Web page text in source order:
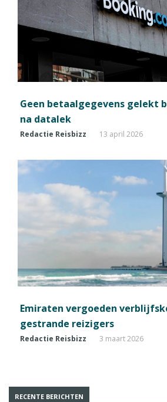
Geen betaalgegevens gelekt
na datalek
Redactie Reisbizz 13 april 2026
Emiraten vergoeden
gestrande reizigers
Redactie Reisbizz 3 maart 2026
RECENTE BERICHTEN